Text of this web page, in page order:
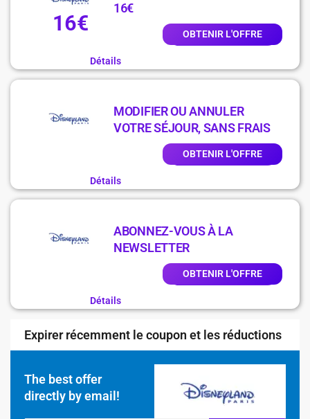
16€
16€
OBTENIR L'OFFRE
Détails
MODIFIER OU ANNULER
VOTRE SÉJOUR, SANS FRAIS
OBTENIR L'OFFRE
Détails
ABONNEZ-VOUS À LA
NEWSLETTER
OBTENIR L'OFFRE
Détails
Expirer récemment le coupon et les réductions
The best offer
directly by email!